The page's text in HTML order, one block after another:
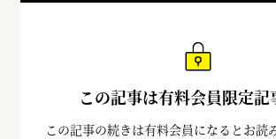
この記事は有料会員限定記
この記事の続きは有料会員になるとお読